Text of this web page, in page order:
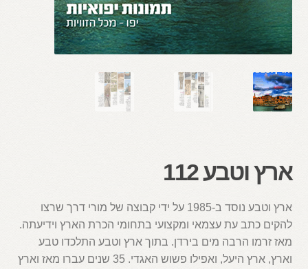
ארץ וטבע 112
ארץ וטבע נוסד ב-1985 על ידי קבוצה של מורי דרך שרצו
להקים כתב עת עצמאי ומקצועי בתחומי הכרת הארץ וידיעתה.
מאז זרמו הרבה מים בירדן. בתוך ארץ וטבע התלכדו טבע
וארץ, ארץ היעל, ואפילו פשוש האגדי. 35 שנים עברו מאז וארץ